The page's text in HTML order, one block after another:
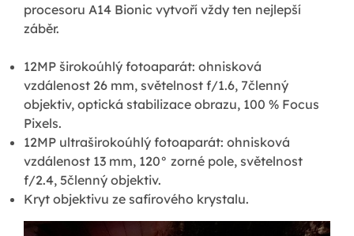
procesoru A14 Bionic vytvoří vždy ten nejlepší
záběr.
12MP širokoúhlý fotoaparát: ohnisková
vzdálenost 26 mm, světelnost f/1.6, 7členný
objektiv, optická stabilizace obrazu, 100 % Focus
Pixels.
12MP ultraširokoúhlý fotoaparát: ohnisková
vzdálenost 13 mm, 120° zorné pole, světelnost
f/2.4, 5členný objektiv.
Kryt objektivu ze safírového krystalu.